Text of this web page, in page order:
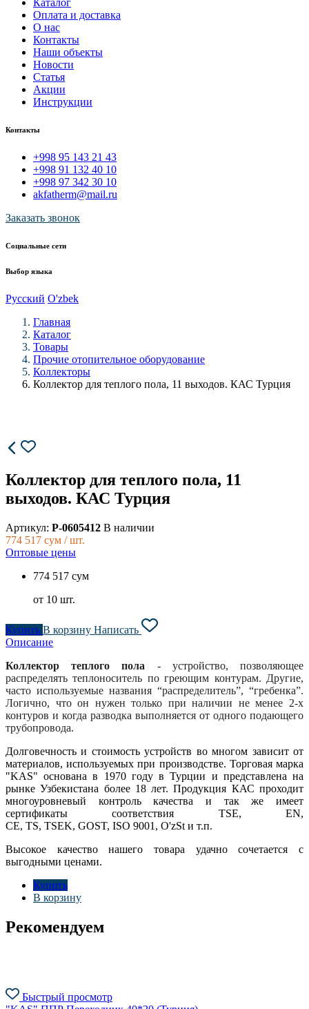
Каталог
Оплата и доставка
О нас
Контакты
Наши объекты
Новости
Статья
Акции
Инструкции
Контакты
+998 95 143 21 43
+998 91 132 40 10
+998 97 342 30 10
akfatherm@mail.ru
Заказать звонок
Социальные сети
Выбор языка
Русский O'zbek
Главная
Каталог
Товары
Прочие отопительное оборудование
Коллекторы
Коллектор для теплого пола, 11 выходов. КАС Турция
Коллектор для теплого пола, 11
выходов. КАС Турция
Артикул: P-0605412 В наличии
774 517 сум / шт.
Оптовые цены
774 517 сум
от 10 шт.
Купить В корзину Написать
Описание
Коллектор теплого пола - устройство, позволяющее
распределять теплоноситель по греющим контурам. Другие,
часто используемые названия “распределитель”, “гребенка”.
Логично, что он нужен только при наличии не менее 2-х
контуров и когда разводка выполняется от одного подающего
трубопровода.
Долговечность и стоимость устройств во многом зависит от
материалов, используемых при производстве. Торговая марка
"KAS" основана в 1970 году в Турции и представлена на
рынке Узбекистана более 18 лет. Продукция КАС проходит
многоуровневый контроль качества и так же имеет
сертификаты соответствия TSE, EN,
CE, TS, TSEK, GOST, ISO 9001, O'zSt и т.п.
Высокое качество нашего товара удачно сочетается с
выгодными ценами.
Купить
В корзину
Рекомендуем
Быстрый просмотр